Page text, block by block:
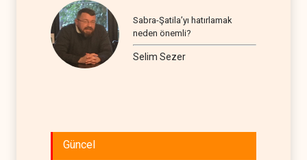
Sabra-Şatila’yı hatırlamak
neden önemli?
Selim Sezer
Güncel